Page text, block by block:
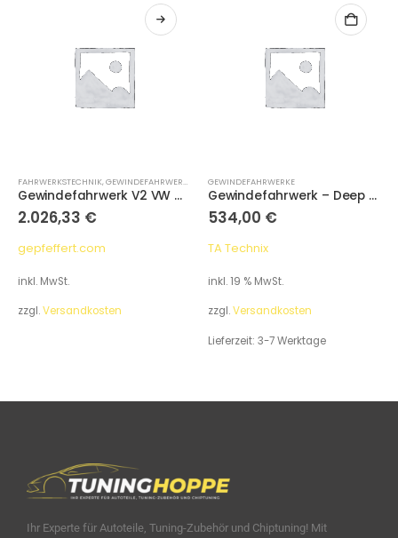
FAHRWERKSTECHNIK,GEWINDEFAHRWERKE
Gewindefahrwerk V2 VW Golf VII/ Skoda Octavia 5E / Seat Leon 5F/ Audi A3 8V /S3/RS3/ Audi TT 8S (mit Domlagern)
2.026,33 €
gepfeffert.com
inkl. MwSt.
zzgl.Versandkosten
GEWINDEFAHRWERKE
Gewindefahrwerk – Deep Version – passend für Audi A2 (8Z)/ Seat Ibiza III (6L)/ Skoda Fabia I-II (6Y/5J)/ VW Fox (5Z), Polo 9N
534,00 €
TA Technix
inkl. 19 % MwSt.
zzgl.Versandkosten
Lieferzeit: 3-7 Werktage
Ihr Experte für Autoteile, Tuning-Zubehör und Chiptuning! Mit